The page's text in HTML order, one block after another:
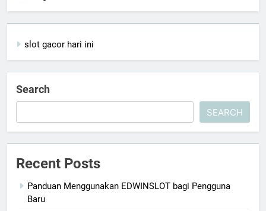
slot gacor hari ini
Search
SEARCH
Recent Posts
Panduan Menggunakan EDWINSLOT bagi Pengguna
Baru